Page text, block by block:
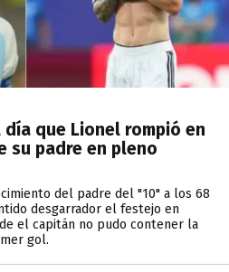
que Lionel rompió en
su padre en pleno
del padre del "10" a los 68
desgarrador el festejo en
el capitán no pudo contener la
gol.